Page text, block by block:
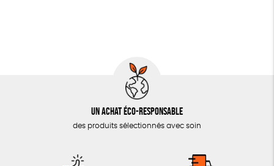
Un achat éco-responsable
des produits sélectionnés avec soin